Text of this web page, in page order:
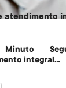
atendimento
integral...